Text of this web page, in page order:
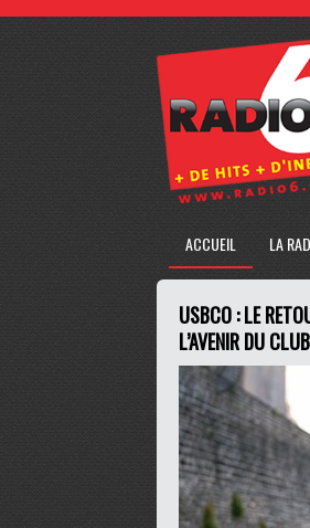
ACCUEIL LA
USBCO : LE
L’AVENIR DU